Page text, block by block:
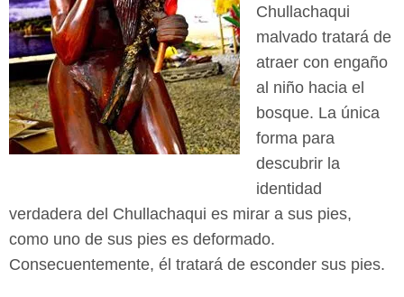
Chullachaqui
malvado tratará de
atraer con engaño
al niño hacia el
bosque. La única
forma para
descubrir la
identidad
verdadera del Chullachaqui es mirar a sus pies,
como uno de sus pies es deformado.
Consecuentemente, él tratará de esconder sus pies.